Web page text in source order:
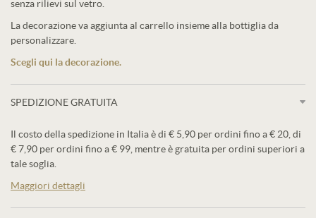
senza rilievi sul vetro.
La decorazione va aggiunta al carrello insieme alla bottiglia da
personalizzare.
Scegli qui la decorazione.
SPEDIZIONE GRATUITA
Il costo della spedizione in Italia è di € 5,90 per ordini fino a € 20, di
€ 7,90 per ordini fino a € 99, mentre è gratuita per ordini superiori a
tale soglia.
Maggiori dettagli